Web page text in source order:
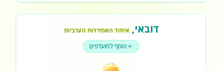
דובאי, איחוד האמירויות הערביות
הוסף למועדפים